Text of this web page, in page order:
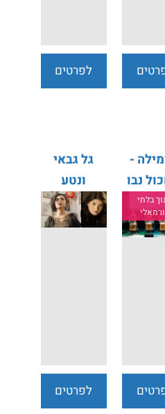
לפרטים
-
נבו
בלתי
גל גבאי
ונטע
אלקיים
לפרטים